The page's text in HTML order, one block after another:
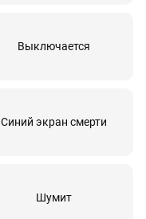
Выключается
Синий экран смерти
Шумит